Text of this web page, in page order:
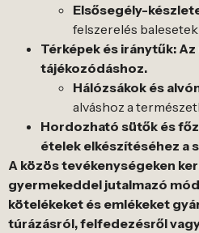
Elsősegély-
felszerelés balesetek
Térképek és iránytűk:
tájékozódáshoz.
Hálózsákok és
alváshoz a
Hordozható sütők és
ételek elkészítéséhez a
A közös tevékenységeken
gyermekeddel jutalmazó
kötelékeket és emlékeket
túrázásról, felfedezésről